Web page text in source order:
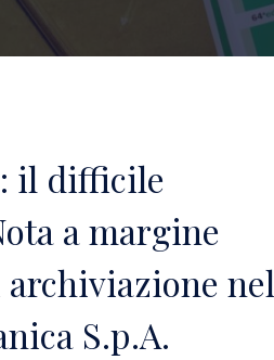
il difficile
a margine
nel
S.p.A.